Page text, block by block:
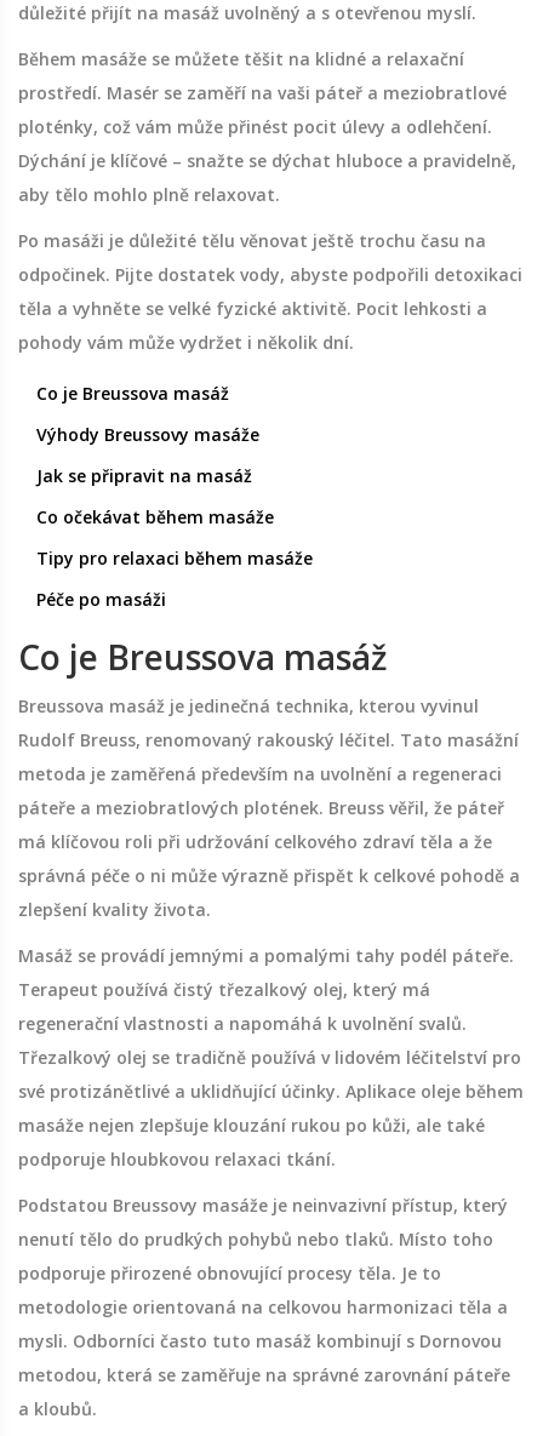
důležité přijít na masáž uvolněný a s otevřenou myslí.
Během masáže se můžete těšit na klidné a relaxační
prostředí. Masér se zaměří na vaši páteř a meziobratlové
ploténky, což vám může přinést pocit úlevy a odlehčení.
Dýchání je klíčové – snažte se dýchat hluboce a pravidelně,
aby tělo mohlo plně relaxovat.
Po masáži je důležité tělu věnovat ještě trochu času na
odpočinek. Pijte dostatek vody, abyste podpořili detoxikaci
těla a vyhněte se velké fyzické aktivitě. Pocit lehkosti a
pohody vám může vydržet i několik dní.
Co je Breussova masáž
Výhody Breussovy masáže
Jak se připravit na masáž
Co očekávat během masáže
Tipy pro relaxaci během masáže
Péče po masáži
Co je Breussova masáž
Breussova masáž je jedinečná technika, kterou vyvinul
Rudolf Breuss, renomovaný rakouský léčitel. Tato masážní
metoda je zaměřená především na uvolnění a regeneraci
páteře a meziobratlových plotének. Breuss věřil, že páteř
má klíčovou roli při udržování celkového zdraví těla a že
správná péče o ni může výrazně přispět k celkové pohodě a
zlepšení kvality života.
Masáž se provádí jemnými a pomalými tahy podél páteře.
Terapeut používá čistý třezalkový olej, který má
regenerační vlastnosti a napomáhá k uvolnění svalů.
Třezalkový olej se tradičně používá v lidovém léčitelství pro
své protizánětlivé a uklidňující účinky. Aplikace oleje během
masáže nejen zlepšuje klouzání rukou po kůži, ale také
podporuje hloubkovou relaxaci tkání.
Podstatou Breussovy masáže je neinvazivní přístup, který
nenutí tělo do prudkých pohybů nebo tlaků. Místo toho
podporuje přirozené obnovující procesy těla. Je to
metodologie orientovaná na celkovou harmonizaci těla a
mysli. Odborníci často tuto masáž kombinují s Dornovou
metodou, která se zaměřuje na správné zarovnání páteře
a kloubů.